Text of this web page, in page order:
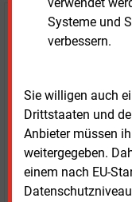
Systeme und
verbessern.
Sie willigen auch
Drittstaaten und
Anbieter müssen
weitergegeben.
einem nach EU-
Login für